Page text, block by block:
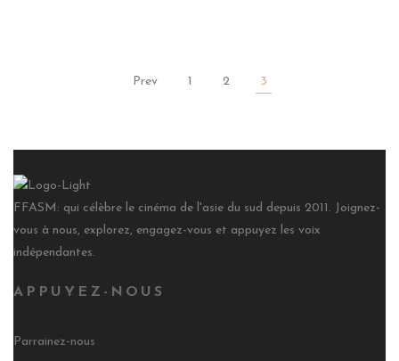
Prev 1 2 3
FFASM: qui célèbre le cinéma de l'asie du sud depuis 2011. Joignez-
vous à nous, explorez, engagez-vous et appuyez les voix
indépendantes.
APPUYEZ-NOUS
Parrainez-nous